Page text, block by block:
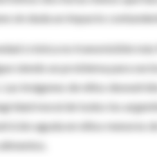
sin duda un impacto
crónica no transmisible
siendo un problema para
imágenes de niños
moral de todos los
aguda en niños menores